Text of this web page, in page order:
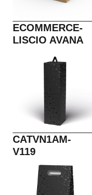
ECOMMERCE-
LISCIO AVANA
CATVN1AM-
V119